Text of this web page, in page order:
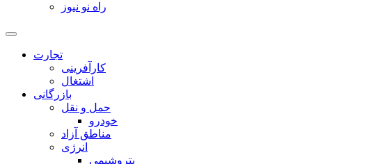
راه نو نیوز
تجارت
کارآفرینی
اشتغال
بازرگانی
حمل و نقل
خودرو
مناطق آزاد
انرژی
پتروشیمی